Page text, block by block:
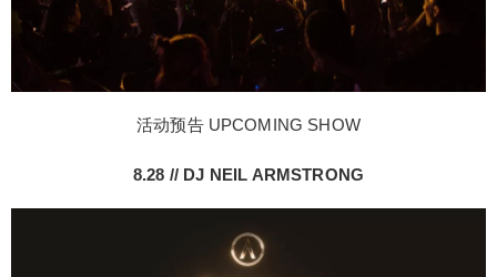
活动预告 UPCOMING SHOW
8.28 // DJ NEIL ARMSTRONG